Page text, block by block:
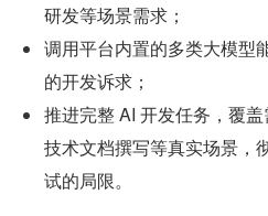
研发等场景需求；
调用平台内置的多类大模型
的开发诉求；
推进完整 AI 开发任务，覆盖
技术文档撰写等真实场景，
试的局限。